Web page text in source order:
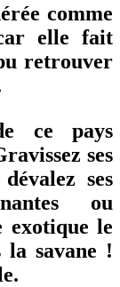
comme
elle fait
retrouver
ce pays
ses
ses
ou
le
la savane !